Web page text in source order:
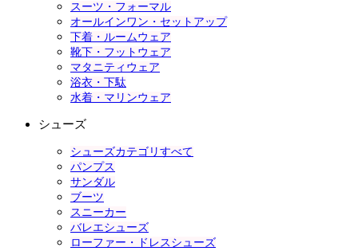
スーツ・フォーマル
オールインワン・セットアップ
下着・ルームウェア
靴下・フットウェア
マタニティウェア
浴衣・下駄
水着・マリンウェア
シューズ
シューズカテゴリすべて
パンプス
サンダル
ブーツ
スニーカー
バレエシューズ
ローファー・ドレスシューズ